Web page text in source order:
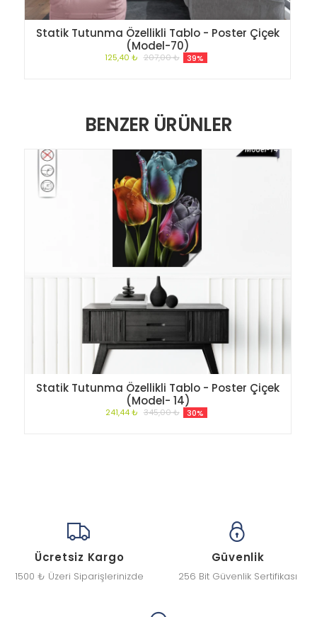
Statik Tutunma Özellikli Tablo - Poster Çiçek
(Model-70)
125,40 ₺ 207,00 ₺ 39%
BENZER ÜRÜNLER
Statik Tutunma Özellikli Tablo - Poster Çiçek
(Model- 14)
241,44 ₺ 345,00 ₺ 30%
Ücretsiz Kargo
1500 ₺ Üzeri Siparişlerinizde
Güvenlik
256 Bit Güvenlik Sertifikası